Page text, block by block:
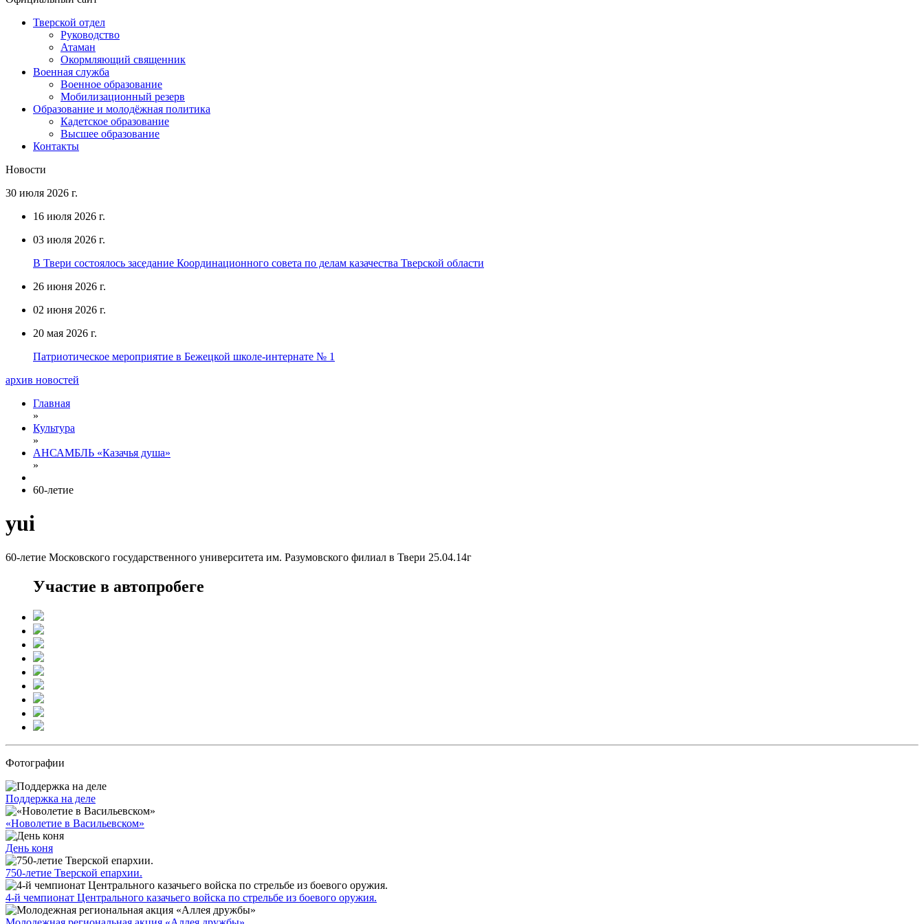
Тверской отдел
Руководство
Атаман
Окормляющий священник
Военная служба
Военное образование
Мобилизационный резерв
Образование и молодёжная политика
Кадетское образование
Высшее образование
Контакты
Новости
30 июля 2026 г.
16 июля 2026 г.
03 июля 2026 г.
В Твери состоялось заседание Координационного совета по делам казачества Тверской области
26 июня 2026 г.
02 июня 2026 г.
20 мая 2026 г.
Патриотическое мероприятие в Бежецкой школе-интернате № 1
архив новостей
Главная
»
Культура
»
АНСАМБЛЬ «Казачья душа»
»
60-летие
yui
60-летие Московского государственного университета им. Разумовского филиал в Твери 25.04.14г
Участие в автопробеге
Фотографии
Поддержка на деле
«Новолетие в Васильевском»
День коня
750-летие Тверской епархии.
4-й чемпионат Центрального казачьего войска по стрельбе из боевого оружия.